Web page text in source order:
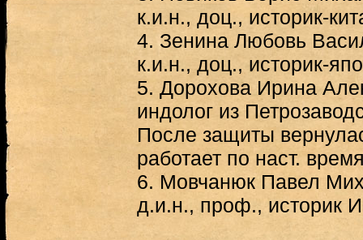
к.и.н., доц., историк-
4. Зенина Любовь
к.и.н., доц., историк-
5. Дорохова Ирина
индолог из
После защиты
работает по наст.
6. Мовчанюк Павел
д.и.н., проф., историк